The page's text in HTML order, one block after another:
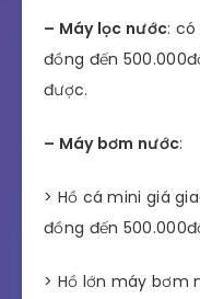
– Máy lọc nước:
đồng đến
được.
– Máy bơm nước:
> Hồ cá mini giá
đồng đến
> Hồ lớn máy bơm